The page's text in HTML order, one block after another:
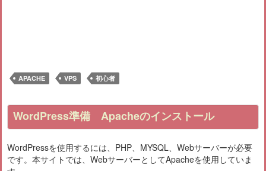
APACHE VPS 初心者
WordPress準備 Apacheのインストール
WordPressを使用するには、PHP、MYSQL、Webサーバーが必要
です。本サイトでは、WebサーバーとしてApacheを使用していま